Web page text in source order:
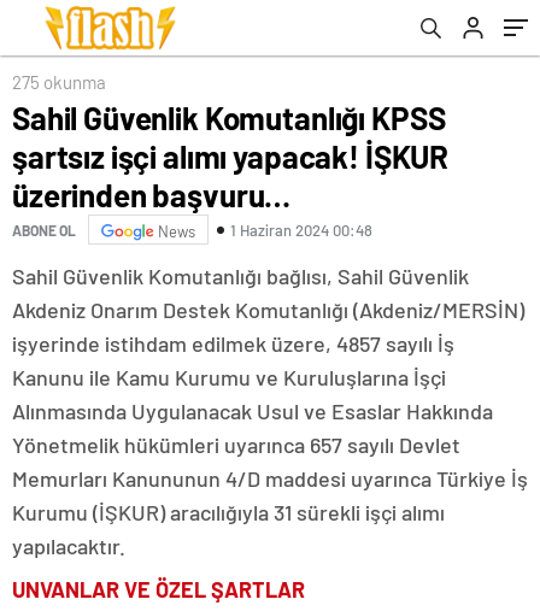
275 okunma
Sahil Güvenlik Komutanlığı KPSS
şartsız işçi alımı yapacak! İŞKUR
üzerinden başvuru…
ABONE OL News 1 Haziran 2024 00:48
Sahil Güvenlik Komutanlığı bağlısı, Sahil Güvenlik
Akdeniz Onarım Destek Komutanlığı (Akdeniz/MERSİN)
işyerinde istihdam edilmek üzere, 4857 sayılı İş
Kanunu ile Kamu Kurumu ve Kuruluşlarına İşçi
Alınmasında Uygulanacak Usul ve Esaslar Hakkında
Yönetmelik hükümleri uyarınca 657 sayılı Devlet
Memurları Kanununun 4/D maddesi uyarınca Türkiye İş
Kurumu (İŞKUR) aracılığıyla 31 sürekli işçi alımı
yapılacaktır.
UNVANLAR VE ÖZEL ŞARTLAR